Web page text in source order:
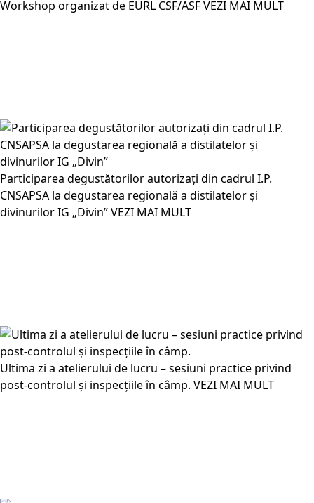
Workshop organizat de EURL CSF/ASFVEZI MAI MULT
Participarea degustătorilor autorizați din cadrul I.P.
CNSAPSA la degustarea regională a distilatelor și
divinurilor IG „Divin”VEZI MAI MULT
Ultima zi a atelierului de lucru – sesiuni practice privind
post-controlul și inspecțiile în câmp. VEZI MAI MULT